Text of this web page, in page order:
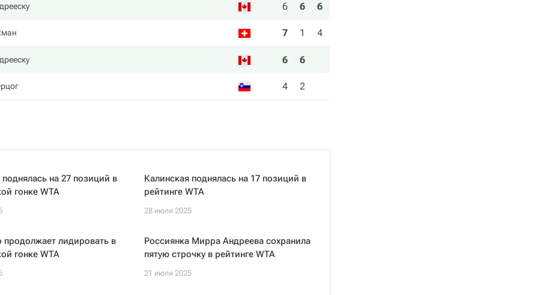
6 6 6
7 1 4
6 6
4 2
поднялась на 27 позиций в
гонке WTA
Калинская поднялась на 17 позиций в
рейтинге WTA
28 июля 2025
продолжает лидировать в
гонке WTA
Россиянка Мирра Андреева сохранила
пятую строчку в рейтинге WTA
21 июля 2025